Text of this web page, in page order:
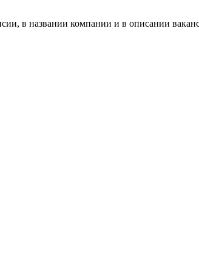
в названии компании и в описании